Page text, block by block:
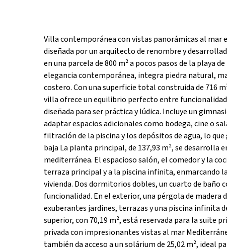
Villa contemporánea con vistas panorámicas al mar
diseñada por un arquitecto de renombre y
en una parcela de 800 m² a pocos pasos de la playa
elegancia contemporánea, integra piedra natural,
costero. Con una superficie total construida de 716
villa ofrece un equilibrio perfecto entre
diseñada para ser práctica y lúdica. Incluye un
adaptar espacios adicionales como bodega, cine o
filtración de la piscina y los depósitos de agua, lo
baja La planta principal, de 137,93 m², se desarrolla
mediterránea. El espacioso salón, el comedor y la
terraza principal y a la piscina infinita, enmarcando
vivienda. Dos dormitorios dobles, un cuarto de
funcionalidad. En el exterior, una pérgola de madera
exuberantes jardines, terrazas y una piscina infinita
superior, con 70,19 m², está reservada para la suite
privada con impresionantes vistas al mar
también da acceso a un solárium de 25,02 m², ideal